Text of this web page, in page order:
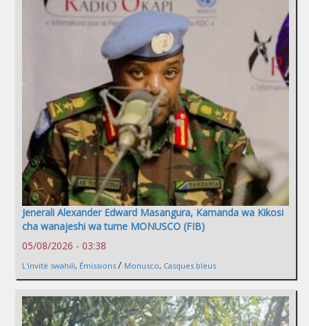
Jenerali Alexander Edward Masangura, Kamanda wa Kikosi
cha wanajeshi wa tume MONUSCO (FIB)
05/08/2026 - 03:38
L'invité swahili, Émissions / Monusco, Casques bleus